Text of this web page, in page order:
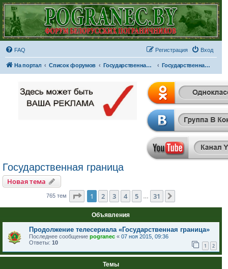
FAQ Вход
Регистрация
На портал Список форумов Государственная граница Государственная граница
Государственная граница
Новая тема
765 тем Страница из 31
1 2 3 4 5 … 31
Объявления
Продолжение телесериала «Государственная граница»
Последнее сообщение pogranec « 07 ноя 2015, 09:36
Ответы: 10 1 2
Темы